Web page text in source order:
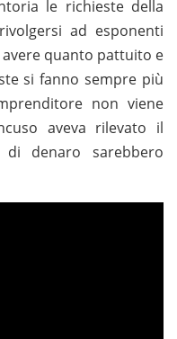
le richieste della
ad esponenti
quanto pattuito e
si fanno sempre più
non viene
aveva rilevato il
denaro sarebbero